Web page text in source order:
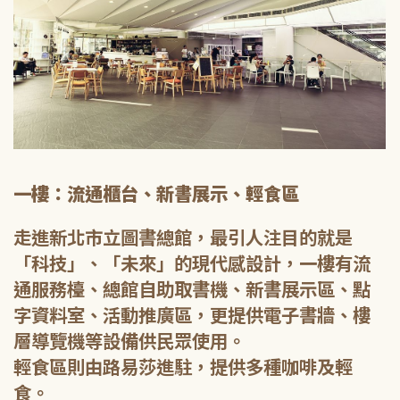
一樓：流通櫃台、新書展示、輕食區
走進新北市立圖書總館，最引人注目的就是
「科技」、「未來」的現代感設計，一樓有流
通服務檯、總館自助取書機、新書展示區、點
字資料室、活動推廣區，更提供電子書牆、樓
層導覽機等設備供民眾使用。
輕食區則由路易莎進駐，提供多種咖啡及輕
食。